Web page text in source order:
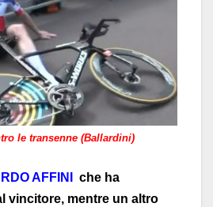
le transenne (Ballardini)
AFFINI
che ha
vincitore, mentre un altro